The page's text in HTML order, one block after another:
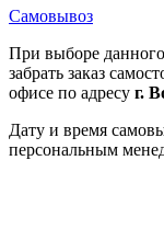
Самовывоз
При выборе
забрать заказ
офисе по адресу г.
Дату и время
персональным